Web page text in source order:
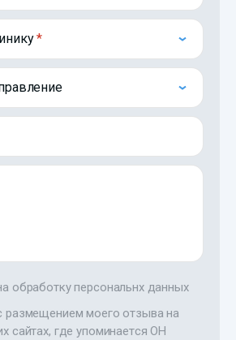
обработку персональнх данных
размещением моего отзыва на
сайтах, где упоминается ОН